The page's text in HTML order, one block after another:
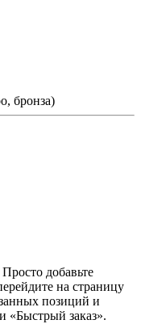
бронза)
добавьте
на страницу
позиций и
«Быстрый заказ».